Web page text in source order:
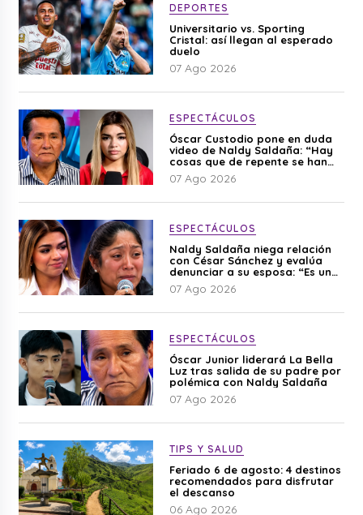
DEPORTES
Universitario vs. Sporting
Cristal: así llegan al esperado
duelo
07 Ago 2026
ESPECTÁCULOS
Óscar Custodio pone en duda
video de Naldy Saldaña: “Hay
cosas que de repente se han
editado”
07 Ago 2026
ESPECTÁCULOS
Naldy Saldaña niega relación
con César Sánchez y evalúa
denunciar a su esposa: “Es una
difamación”
07 Ago 2026
ESPECTÁCULOS
Óscar Junior liderará La Bella
Luz tras salida de su padre por
polémica con Naldy Saldaña
07 Ago 2026
TIPS Y SALUD
Feriado 6 de agosto: 4 destinos
recomendados para disfrutar
el descanso
06 Ago 2026